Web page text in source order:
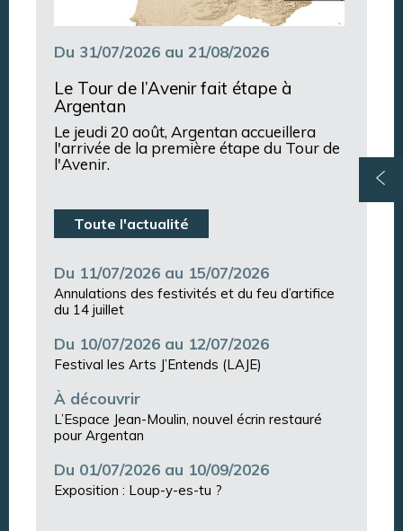
Du 31/07/2026 au 21/08/2026
Le Tour de l’Avenir fait étape à
Argentan
Le jeudi 20 août, Argentan accueillera
l'arrivée de la première étape du Tour de
l'Avenir.
Toute l'actualité
Du 11/07/2026 au 15/07/2026
Annulations des festivités et du feu d’artifice
du 14 juillet
Du 10/07/2026 au 12/07/2026
Festival les Arts J’Entends (LAJE)
À découvrir
L’Espace Jean-Moulin, nouvel écrin restauré
pour Argentan
Du 01/07/2026 au 10/09/2026
Exposition : Loup-y-es-tu ?